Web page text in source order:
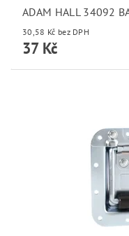
ADAM HALL 34092
30,58 Kč bez DPH
37 Kč